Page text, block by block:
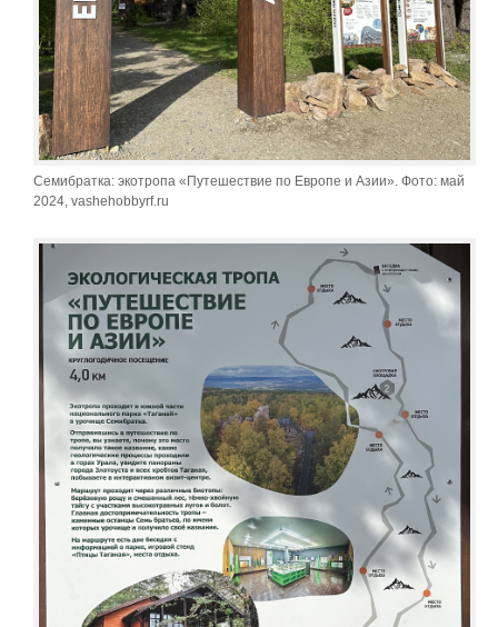
Семибратка: экотропа «Путешествие по Европе и Азии». Фото: май
2024, vashehobbyrf.ru